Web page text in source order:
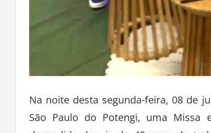
Na noite desta segunda-feira, 08 de
São Paulo do Potengi, uma Missa